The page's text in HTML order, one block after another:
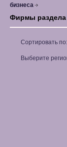
бизнеса
Фирмы раздела
Сортировать по:
Выберите